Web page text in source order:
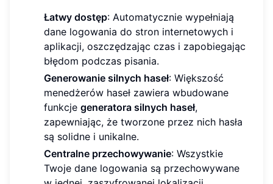
Łatwy dostęp: Automatycznie wypełniają
dane logowania do stron internetowych i
aplikacji, oszczędzając czas i zapobiegając
błędom podczas pisania.
Generowanie silnych haseł: Większość
menedżerów haseł zawiera wbudowane
funkcje generatora silnych haseł,
zapewniając, że tworzone przez nich hasła
są solidne i unikalne.
Centralne przechowywanie: Wszystkie
Twoje dane logowania są przechowywane